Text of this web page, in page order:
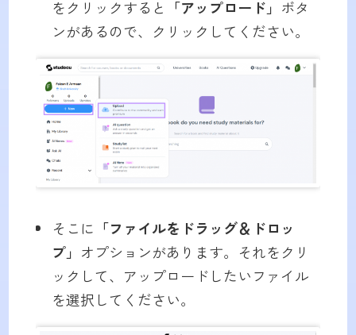
をクリックすると 「アップロード」 ボタ
ンがあるので、クリックしてください。
そこに 「ファイルをドラッグ＆ドロッ
プ」 オプションがあります。それをクリ
ックして、アップロードしたいファイル
を選択してください。